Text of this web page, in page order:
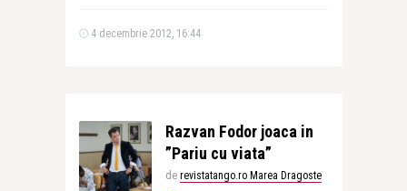
4 decembrie 2012, 16:44
Razvan Fodor joaca in
”Pariu cu viata”
de revistatango.ro Marea Dragoste